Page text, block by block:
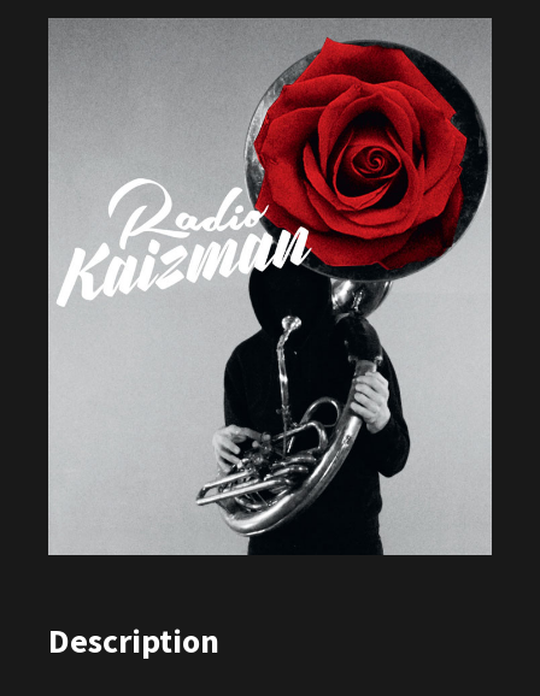
Description